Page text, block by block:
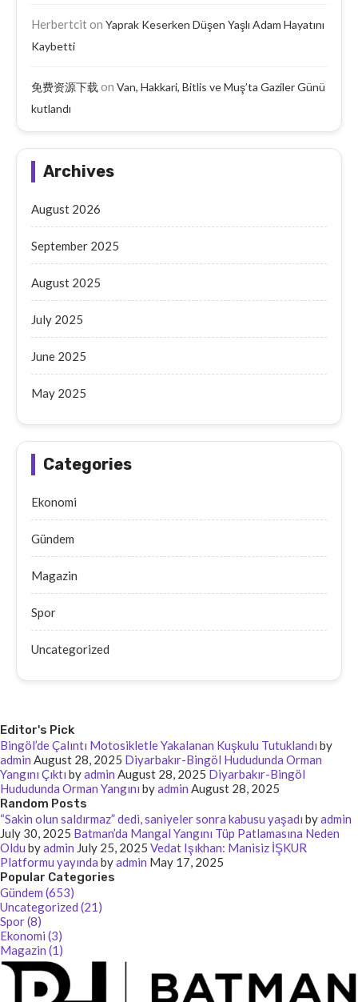
Herbertciton Yaprak Keserken Düşen Yaşlı Adam Hayatını
Kaybetti
免费资源下载 on Van, Hakkari, Bitlis ve Muş’ta Gaziler Günü
kutlandı
Archives
August 2026
September 2025
August 2025
July 2025
June 2025
May 2025
Categories
Ekonomi
Gündem
Magazin
Spor
Uncategorized
Editor's Pick
Bingöl’de Çalıntı Motosikletle Yakalanan Kuşkulu Tutuklandı by
admin August 28, 2025 Diyarbakır-Bingöl Hududunda Orman
Yangını Çıktı byadmin August 28, 2025 Diyarbakır-Bingöl
Hududunda Orman Yangını byadmin August 28, 2025
Random Posts
“Sakin olun saldırmaz” dedi, saniyeler sonra kabusu yaşadı byadmin
July 30, 2025 Batman’da Mangal Yangını Tüp Patlamasına Neden
Oldu byadmin July 25, 2025 Vedat Işıkhan: Manisiz İŞKUR
Platformu yayında byadmin May 17, 2025
Popular Categories
Gündem (653)
Uncategorized (21)
Spor (8)
Ekonomi (3)
Magazin (1)